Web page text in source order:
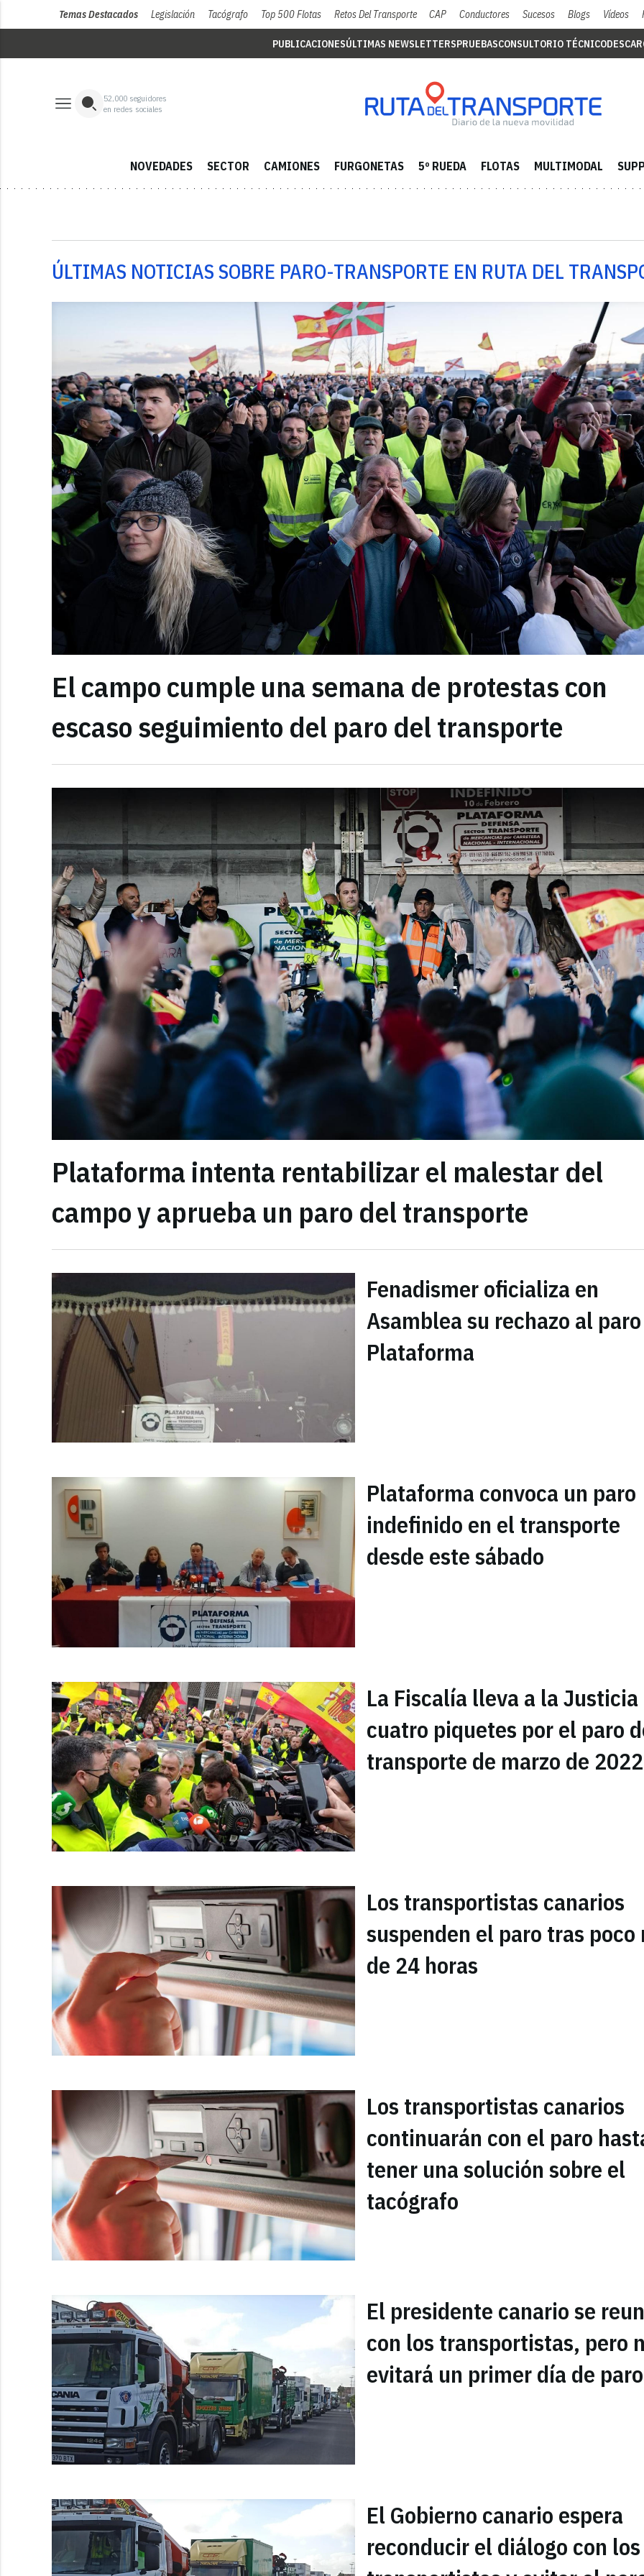
Temas Destacados Legislación Tacógrafo Top 500 Flotas Retos Del Transporte CAP Conductores Sucesos Blogs Vídeos
PUBLICACIONESÚLTIMAS NEWSLETTERSPRUEBASCONSULTORIO TÉCNICO
52,000 seguidores
en redes sociales
NOVEDADES SECTOR CAMIONES FURGONETAS 5º RUEDA FLOTAS MULTIMODAL
ÚLTIMAS NOTICIAS SOBRE PARO-TRANSPORTE EN RUTA DEL
El campo cumple una semana de protestas con
escaso seguimiento del paro del transporte
Plataforma intenta rentabilizar el malestar del
campo y aprueba un paro del transporte
Fenadismer oficializa en
Asamblea su rechazo al
Plataforma
Plataforma convoca un paro
indefinido en el transporte
desde este sábado
La Fiscalía lleva a la Justicia
cuatro piquetes por el paro
transporte de marzo de 2022
Los transportistas canarios
suspenden el paro tras poco
de 24 horas
Los transportistas canarios
continuarán con el paro
tener una solución sobre el
tacógrafo
El presidente canario se
con los transportistas, pero
evitará un primer día de paro
El Gobierno canario espera
reconducir el diálogo con los